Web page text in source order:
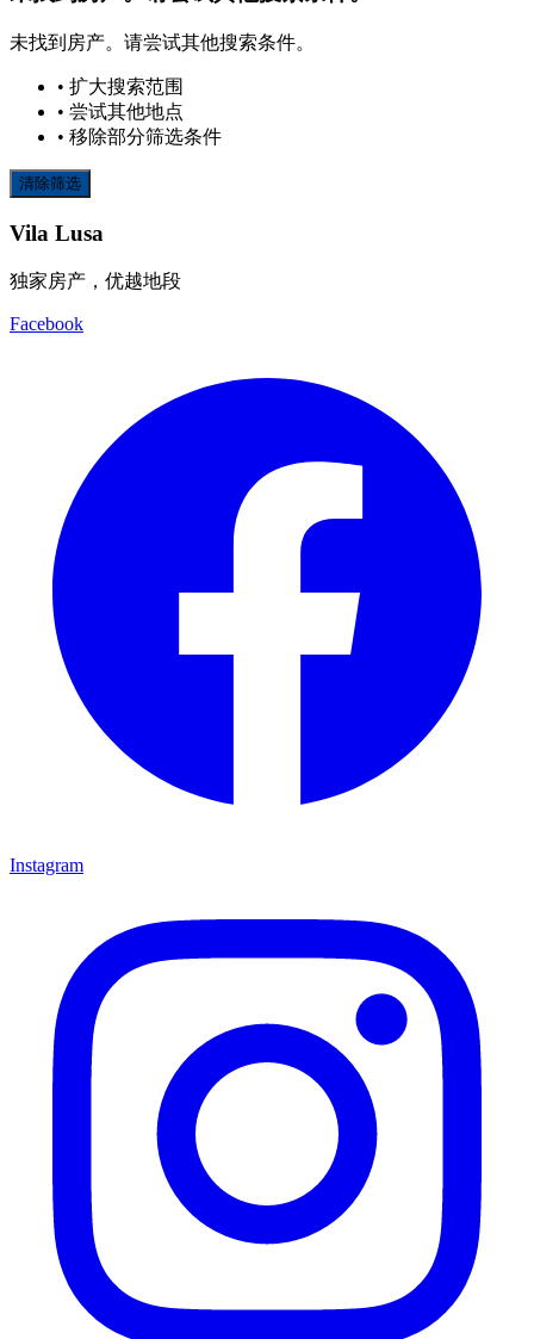
未找到房产。请尝试其他搜索条件。
• 扩大搜索范围
• 尝试其他地点
• 移除部分筛选条件
清除筛选
Vila Lusa
独家房产，优越地段
Facebook
Instagram